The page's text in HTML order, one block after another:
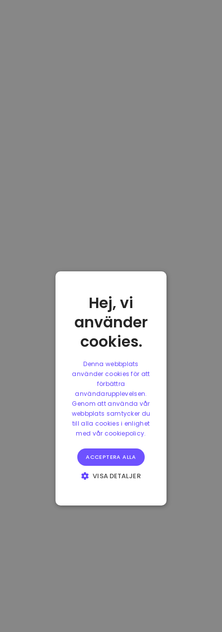
Hej, vi
använder
cookies.
Denna webbplats
använder cookies för att
förbättra
användarupplevelsen.
Genom att använda vår
webbplats samtycker du
till alla cookies i enlighet
med vår cookiepolicy.
ACCEPTERA ALLA
VISA DETALJER